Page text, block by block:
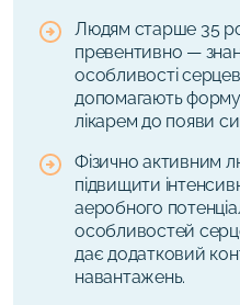
Людям старше 35
превентивно —
особливості
допомагають
лікарем до появи
Фізично активним
підвищити
аеробного
особливостей
дає додатковий
навантажень.